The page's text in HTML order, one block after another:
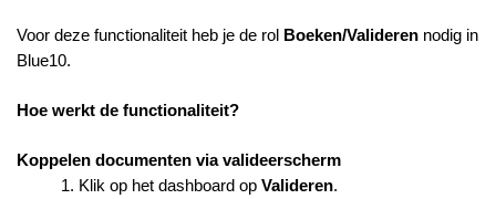
Voor deze functionaliteit heb je de rol Boeken/Valideren nodig in
Blue10.
Hoe werkt de functionaliteit?
Koppelen documenten via valideerscherm
1. Klik op het dashboard op Valideren.